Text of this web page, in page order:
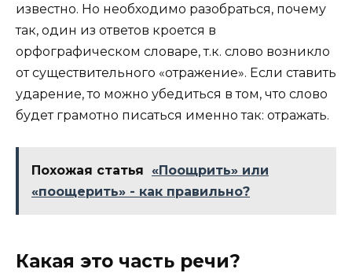
известно. Но необходимо разобраться, почему
так, один из ответов кроется в
орфографическом словаре, т.к. слово возникло
от существительного «отражение». Если ставить
ударение, то можно убедиться в том, что слово
будет грамотно писаться именно так: отражать.
Похожая статья
«Поощрить» или
«поощерить» - как правильно?
Какая это часть речи?